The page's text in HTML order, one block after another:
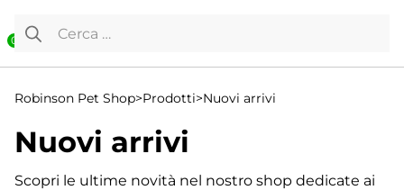
0
Ricerca per:
Robinson Pet Shop>Prodotti>Nuovi arrivi
Nuovi arrivi
Scopri le ultime novità nel nostro shop dedicate ai